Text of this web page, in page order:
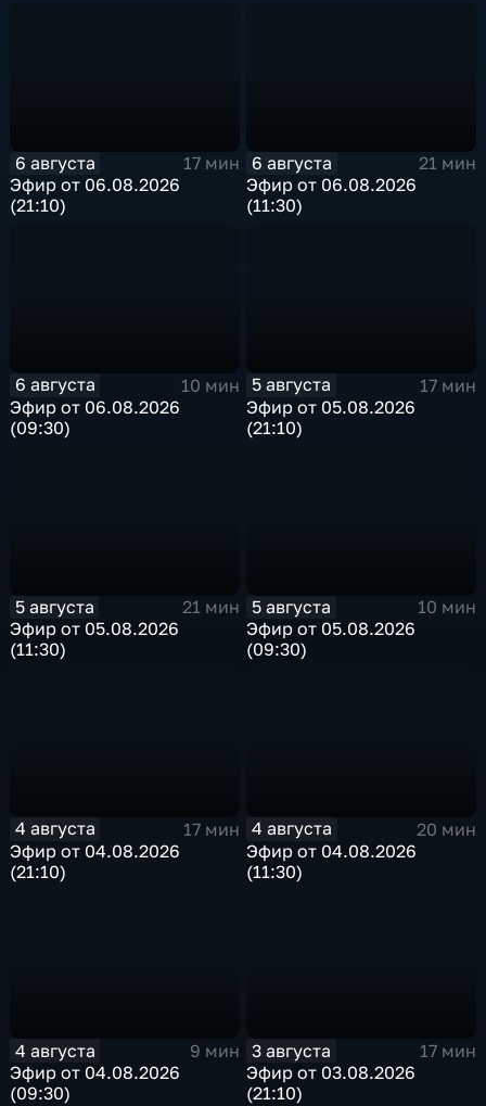
6 августа
17 мин
Эфир от 06.08.2026
(21:10)
6 августа
21 мин
Эфир от 06.08.2026
(11:30)
6 августа
10 мин
Эфир от 06.08.2026
(09:30)
5 августа
17 мин
Эфир от 05.08.2026
(21:10)
5 августа
21 мин
Эфир от 05.08.2026
(11:30)
5 августа
10 мин
Эфир от 05.08.2026
(09:30)
4 августа
17 мин
Эфир от 04.08.2026
(21:10)
4 августа
20 мин
Эфир от 04.08.2026
(11:30)
4 августа
9 мин
Эфир от 04.08.2026
(09:30)
3 августа
17 мин
Эфир от 03.08.2026
(21:10)